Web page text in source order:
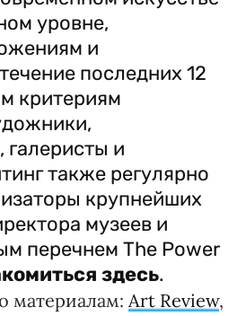
уровне,
и
последних 12
критериям
и
также регулярно
крупнейших
музеев и
перечнем The Power
здесь.
материалам: Art Review,